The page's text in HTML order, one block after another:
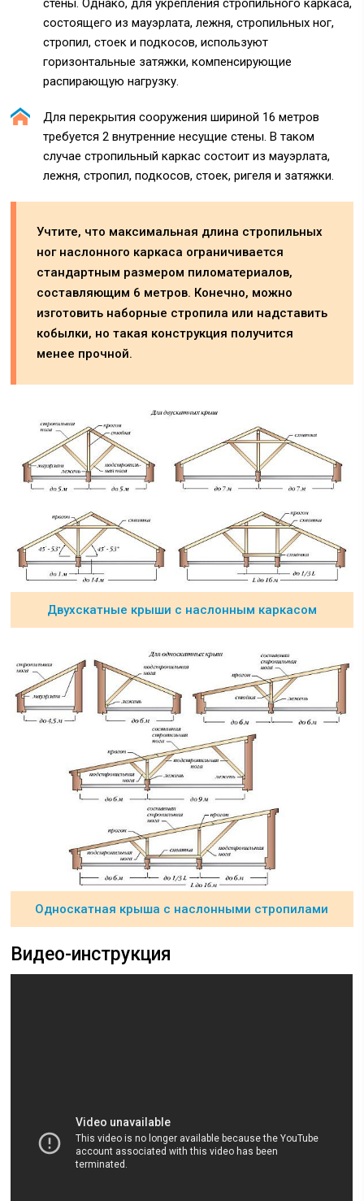
стены. Однако, для укрепления стропильного каркаса,
состоящего из мауэрлата, лежня, стропильных ног,
стропил, стоек и подкосов, используют
горизонтальные затяжки, компенсирующие
распирающую нагрузку.
Для перекрытия сооружения шириной 16 метров
требуется 2 внутренние несущие стены. В таком
случае стропильный каркас состоит из мауэрлата,
лежня, стропил, подкосов, стоек, ригеля и затяжки.
Учтите, что максимальная длина стропильных
ног наслонного каркаса ограничивается
стандартным размером пиломатериалов,
составляющим 6 метров. Конечно, можно
изготовить наборные стропила или надставить
кобылки, но такая конструкция получится
менее прочной.
Двухскатные крыши с наслонным каркасом
Односкатная крыша с наслонными стропилами
Видео-инструкция